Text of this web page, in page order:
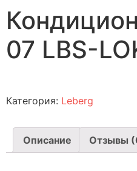
07 LBS-
Категория: Leberg
Описание Отзывы